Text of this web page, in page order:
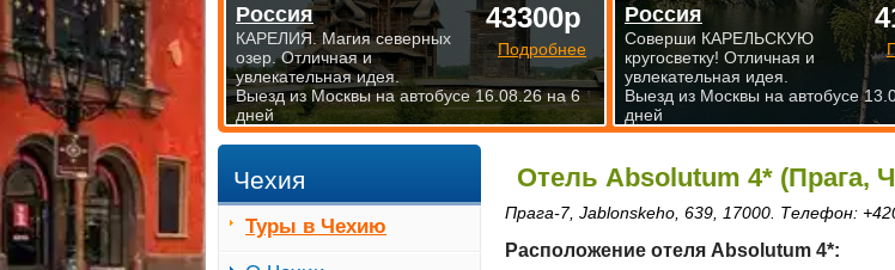
Отель Absolutum 4* (Прага,
Прага-7, Jablonskeho, 639, 17000. Телефон:
Расположение отеля Absolutum 4*:
Чехия
Туры в Чехию
43300р
Подробнее
Россия
КАРЕЛИЯ. Магия северных
озер. Отличная и
увлекательная идея.
Выезд из Москвы на автобусе 16.08.26 на 6
дней
Россия
Соверши КАРЕЛЬСКУЮ
кругосветку! Отличная и
увлекательная идея.
Выезд из Москвы на автобусе
дней